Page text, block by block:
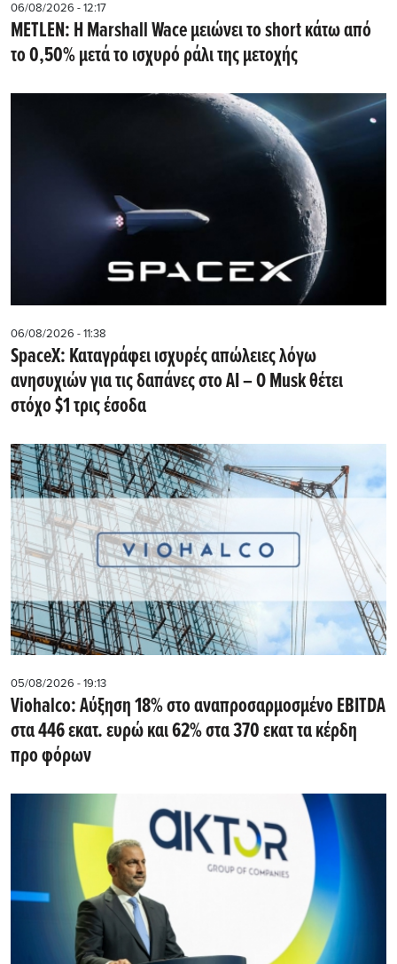
06/08/2026 - 12:17
METLEN: Η Marshall Wace μειώνει το short κάτω από
το 0,50% μετά το ισχυρό ράλι της μετοχής
06/08/2026 - 11:38
SpaceX: Καταγράφει ισχυρές απώλειες λόγω
ανησυχιών για τις δαπάνες στο AI – Ο Musk θέτει
στόχο $1 τρις έσοδα
05/08/2026 - 19:13
Viohalco: Αύξηση 18% στο αναπροσαρμοσμένο EBITDA
στα 446 εκατ. ευρώ και 62% στα 370 εκατ τα κέρδη
προ φόρων